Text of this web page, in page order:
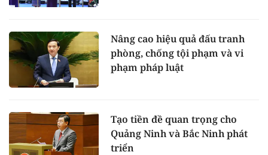
Nâng cao hiệu quả đấu tranh
phòng, chống tội phạm và vi
phạm pháp luật
Tạo tiền đề quan trọng cho
Quảng Ninh và Bắc Ninh phát
triển